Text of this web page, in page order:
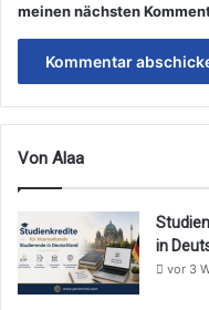
meinen nächsten
Von Alaa
in
vor 3